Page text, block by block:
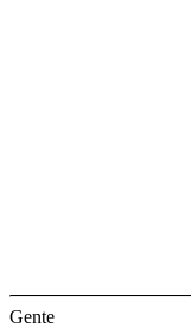
Gente